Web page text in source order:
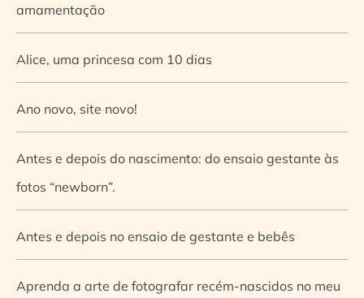
amamentação
Alice, uma princesa com 10 dias
Ano novo, site novo!
Antes e depois do nascimento: do ensaio gestante às
fotos “newborn”.
Antes e depois no ensaio de gestante e bebês
Aprenda a arte de fotografar recém-nascidos no meu